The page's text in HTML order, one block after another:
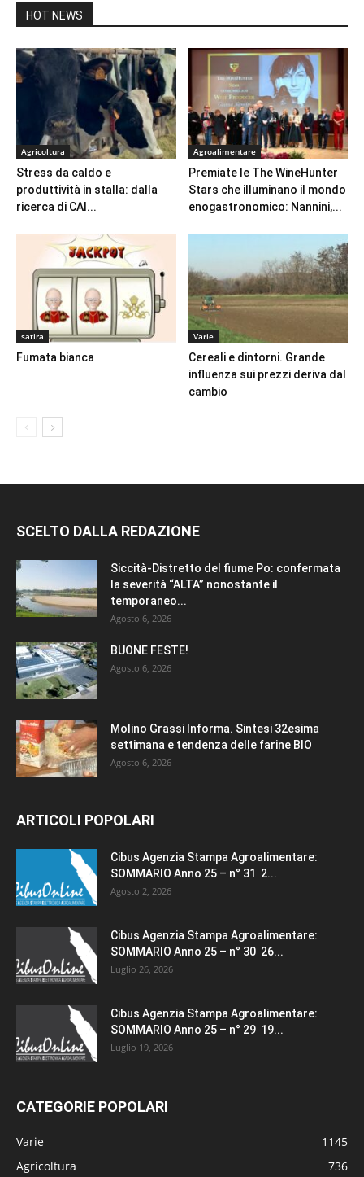
HOT NEWS
Agricoltura
Stress da caldo e
produttività in stalla: dalla
ricerca di CAI...
Agroalimentare
Premiate le The WineHunter
Stars che illuminano il mondo
enogastronomico: Nannini,...
satira
Fumata bianca
Varie
Cereali e dintorni. Grande
influenza sui prezzi deriva dal
cambio
SCELTO DALLA REDAZIONE
Siccità-Distretto del fiume Po: confermata
la severità “ALTA” nonostante il
temporaneo...
Agosto 6, 2026
BUONE FESTE!
Agosto 6, 2026
Molino Grassi Informa. Sintesi 32esima
settimana e tendenza delle farine BIO
Agosto 6, 2026
ARTICOLI POPOLARI
Cibus Agenzia Stampa Agroalimentare:
SOMMARIO Anno 25 – n° 31 2...
Agosto 2, 2026
Cibus Agenzia Stampa Agroalimentare:
SOMMARIO Anno 25 – n° 30 26...
Luglio 26, 2026
Cibus Agenzia Stampa Agroalimentare:
SOMMARIO Anno 25 – n° 29 19...
Luglio 19, 2026
CATEGORIE POPOLARI
Varie
1145
Agricoltura
736